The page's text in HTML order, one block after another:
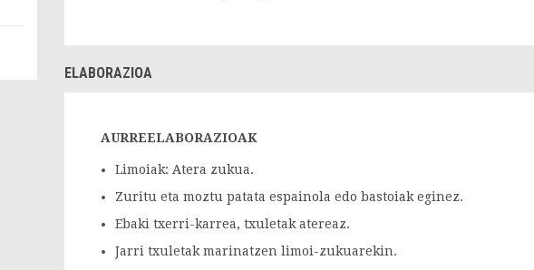
ELABORAZIOA
AURREELABORAZIOAK
Limoiak: Atera zukua.
Zuritu eta moztu patata espainola edo bastoiak eginez.
Ebaki txerri-karrea, txuletak atereaz.
Jarri txuletak marinatzen limoi-zukuarekin.